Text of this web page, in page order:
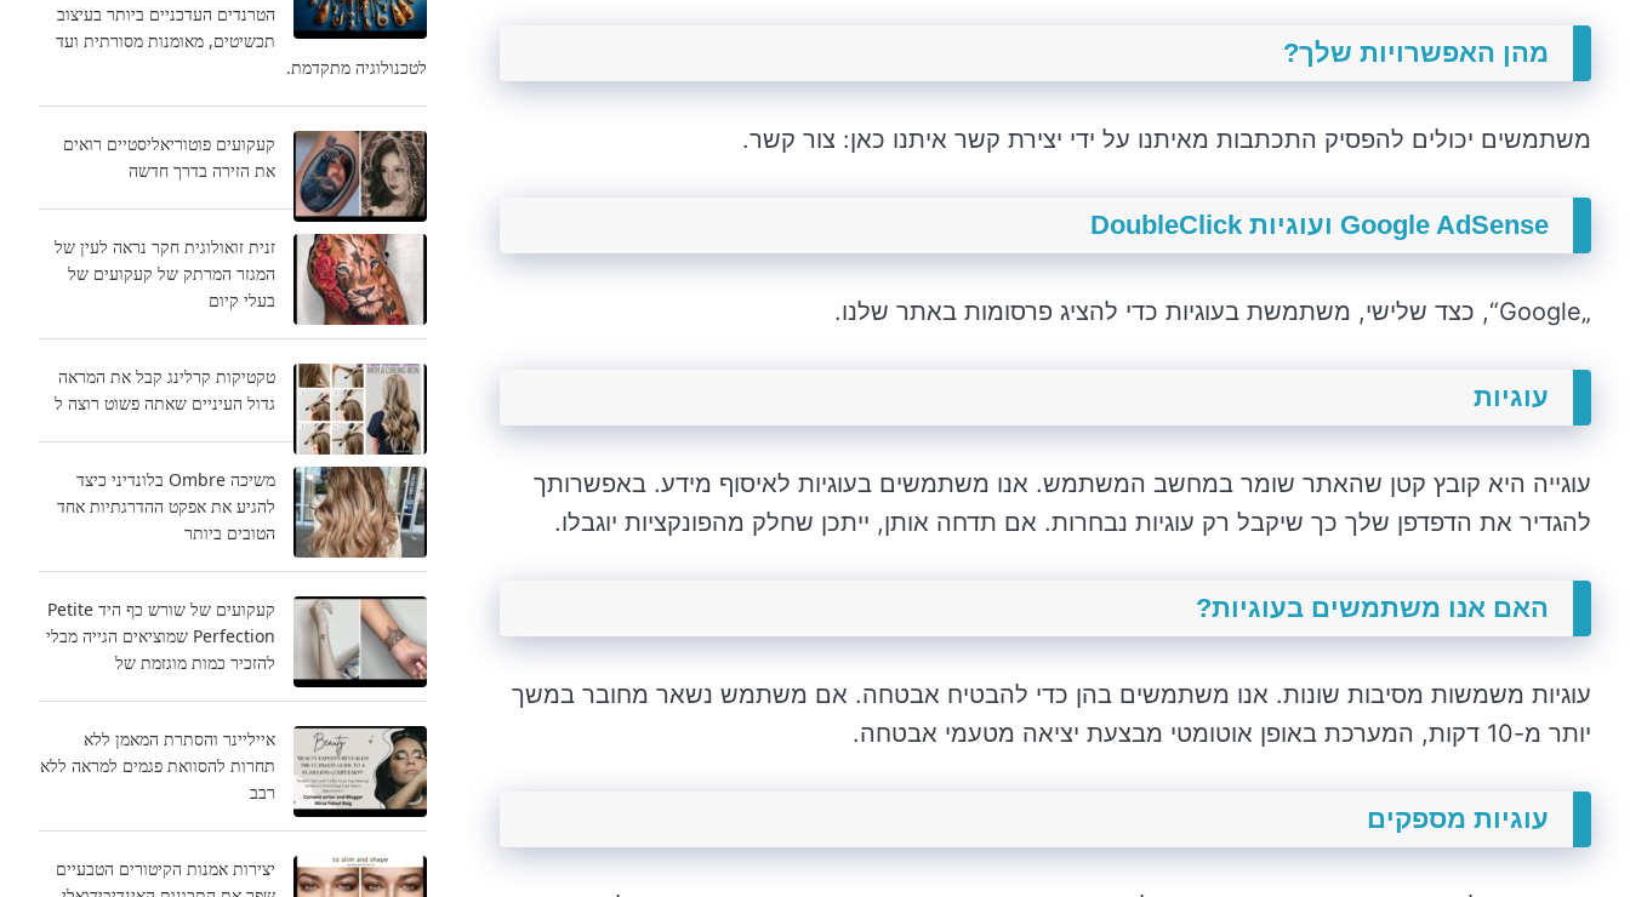
מהן האפשרויות שלך?
משתמשים יכולים להפסיק התכתבות מאיתנו על ידי יצירת קשר איתנו כאן: צור קשר.
Google AdSense ועוגיות DoubleClick
„Google“, כצד שלישי, משתמשת בעוגיות כדי להציג פרסומות באתר שלנו.
עוגיות
עוגייה היא קובץ קטן שהאתר שומר במחשב המשתמש. אנו משתמשים בעוגיות לאיסוף מידע. באפשרותך
להגדיר את הדפדפן שלך כך שיקבל רק עוגיות נבחרות. אם תדחה אותן, ייתכן שחלק מהפונקציות יוגבלו.
האם אנו משתמשים בעוגיות?
עוגיות משמשות מסיבות שונות. אנו משתמשים בהן כדי להבטיח אבטחה. אם משתמש נשאר מחובר במשך
יותר מ-10 דקות, המערכת באופן אוטומטי מבצעת יציאה מטעמי אבטחה.
עוגיות מספקים
הטרנדים העדכניים ביותר בעיצוב
תכשיטים, מאומנות מסורתית ועד
לטכנולוגיה מתקדמת.
קעקועים פוטוריאליסטיים רואים
את הזירה בדרך חדשה
זנית זואולוגית חקר נראה לעין של
המגזר המרתק של קעקועים של
בעלי קיום
טקטיקות קרלינג קבל את המראה
גדול העיניים שאתה פשוט רוצה ל
משיכה Ombre בלונדיני כיצד
להגיע את אפקט ההדרגתיות אחד
הטובים ביותר
קעקועים של שורש כף היד Petite
Perfection שמוציאים הגייה מבלי
להזכיר כמות מוגזמת של
אייליינר והסתרת המאמן ללא
תחרות להסוואת פגמים למראה ללא
רבב
יצירות אמנות הקיטורים הטבעיים